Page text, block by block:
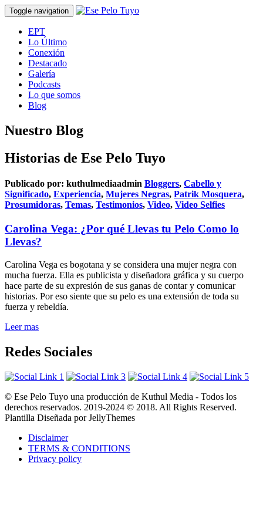
Toggle navigation
EPT
Lo Último
Conexión
Destacado
Galería
Podcasts
Lo que somos
Blog
Nuestro Blog
Historias de Ese Pelo Tuyo
Publicado por: kuthulmediaadmin Bloggers, Cabello y
Significado, Experiencia, Mujeres Negras, Patrik Mosquera,
Prosumidoras, Temas, Testimonios, Video, Video Selfies
Carolina Vega: ¿Por qué Llevas tu Pelo Como lo
Llevas?
Carolina Vega es bogotana y se considera una mujer negra con
mucha fuerza. Ella es publicista y diseñadora gráfica y su cuerpo
hace parte de su expresión de sus ganas de contar y comunicar
historias. Por eso siente que su pelo es una extensión de toda su
fuerza y rebeldía.
Leer mas
Redes Sociales
© Ese Pelo Tuyo una producción de Kuthul Media - Todos los
derechos reservados. 2019-2024 © 2018. All Rights Reserved.
Plantilla Diseñada por JellyThemes
Disclaimer
TERMS & CONDITIONS
Privacy policy